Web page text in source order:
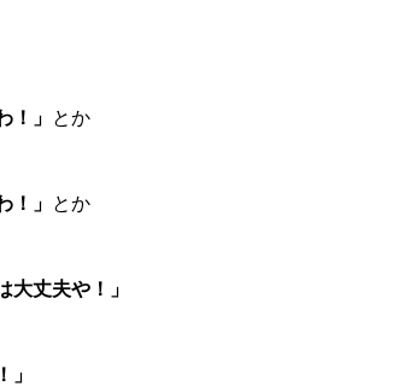
！」 とか
！」 とか
大丈夫や！」
」